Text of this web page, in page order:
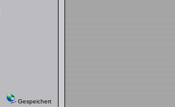
Gespeichert